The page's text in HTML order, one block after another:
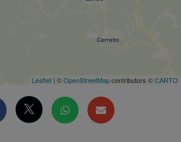
Leaflet | ©OpenStreetMapcontributors ©CARTO